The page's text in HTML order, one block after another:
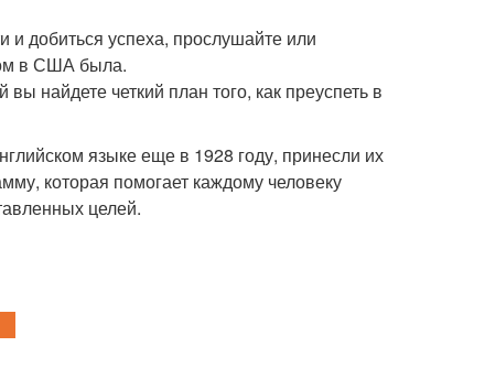
и добиться успеха, прослушайте или
в США была.
найдете четкий план того, как преуспеть в
языке еще в 1928 году, принесли их
которая помогает каждому человеку
целей.